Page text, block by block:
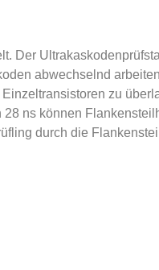
Der
abwechselnd
zu
ns können
durch die